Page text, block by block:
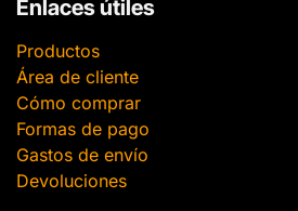
Enlaces útiles
Productos
Área de cliente
Cómo comprar
Formas de pago
Gastos de envío
Devoluciones